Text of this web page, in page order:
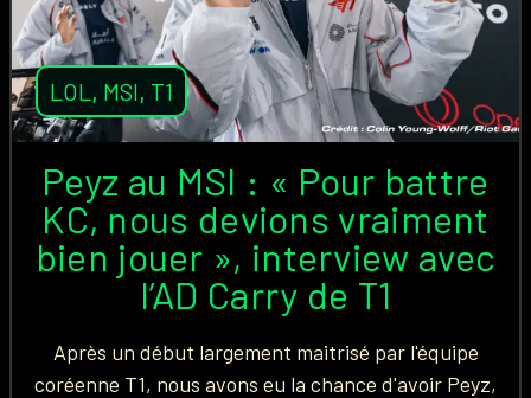
LOL, MSI, T1
Peyz au MSI : « Pour battre
KC, nous devions vraiment
bien jouer », interview avec
l’AD Carry de T1
Après un début largement maitrisé par l'équipe
coréenne T1, nous avons eu la chance d'avoir Peyz,